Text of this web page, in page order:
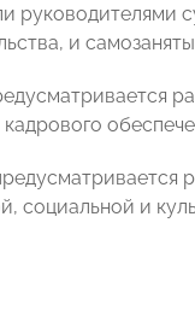
руководителями
и
социальной и